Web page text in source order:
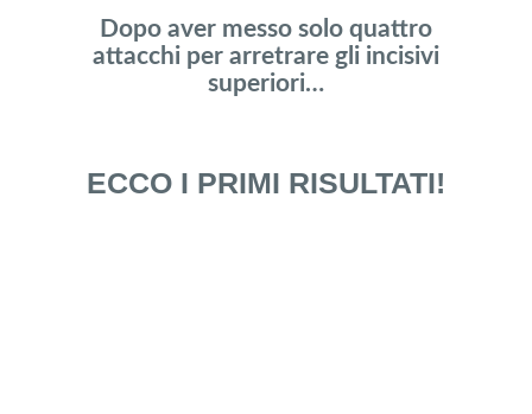
Dopo aver messo solo quattro
attacchi per arretrare gli incisivi
superiori…
ECCO I PRIMI RISULTATI!